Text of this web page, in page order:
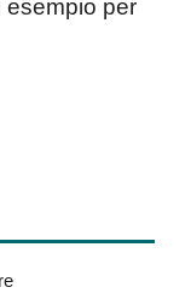
esempio per